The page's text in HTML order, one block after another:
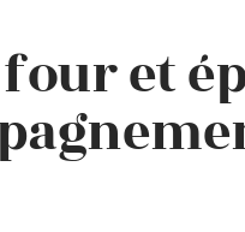
et